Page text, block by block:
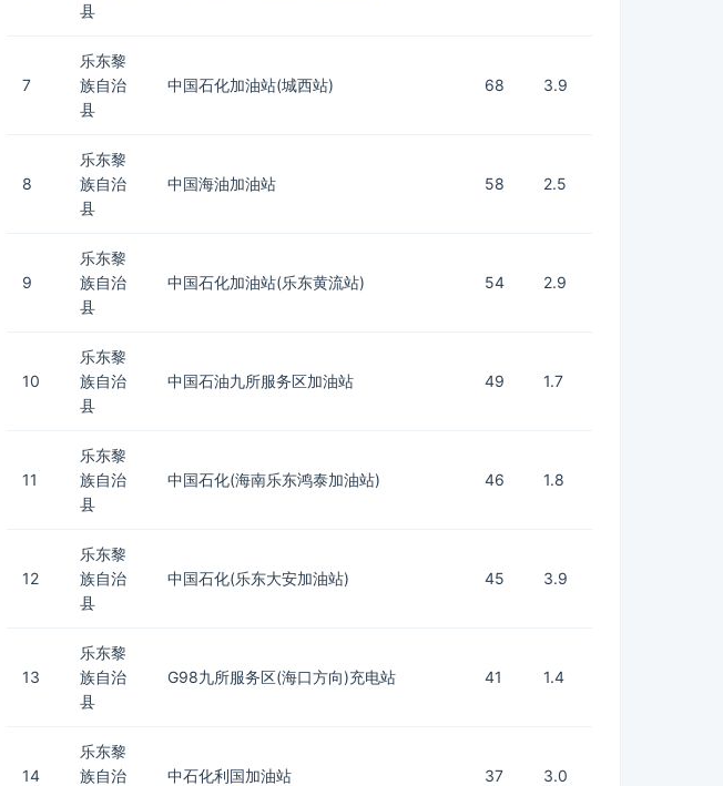
县
7
乐东黎
族自治
县
中国石化加油站(城西站) 68 3.9
8
乐东黎
族自治
县
中国海油加油站 58 2.5
9
乐东黎
族自治
县
中国石化加油站(乐东黄流站) 54 2.9
10
乐东黎
族自治
县
中国石油九所服务区加油站 49 1.7
11
乐东黎
族自治
县
中国石化(海南乐东鸿泰加油站) 46 1.8
12
乐东黎
族自治
县
中国石化(乐东大安加油站) 45 3.9
13
乐东黎
族自治
县
G98九所服务区(海口方向)充电站 41 1.4
14
乐东黎
族自治
中石化利国加油站 37 3.0